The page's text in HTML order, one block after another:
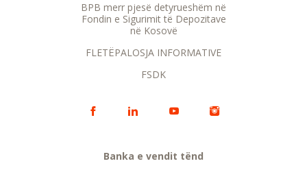
BPB merr pjesë detyrueshëm në
Fondin e Sigurimit të Depozitave
në Kosovë
FLETËPALOSJA INFORMATIVE
FSDK
Banka e vendit tënd